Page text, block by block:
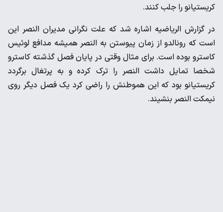
کریستیانو را ‌جلب کنند. ‌
در گزارش الریاضیه اشاره شد که علت نگرانی مدیران النصر این
است ‌که رونالدو از زمان پیوستن به النصر همیشه مدافع لوئیس
کاسترو ‌بوده است. برای مثال وقتی در پایان فصل گذشته کاسترو
شخصا ‌تمایل داشت النصر را ترک کرده و به پرتغال برگردد
کریستیانو بود که ‌این هموطنش را راضی کرد یک فصل دیگر روی
نیمکت النصر بنشیند. ‌